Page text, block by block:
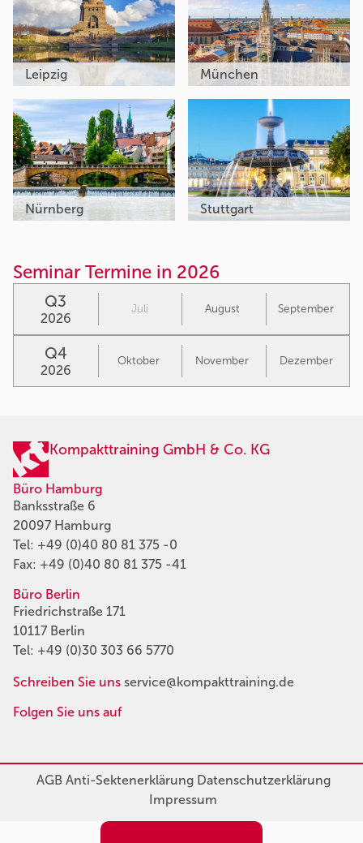
Leipzig München
Nürnberg Stuttgart
Seminar Termine in 2026
Q3
2026
Juli August September
Q4
2026
Oktober November Dezember
Kompakttraining GmbH & Co. KG
Büro Hamburg
Banksstraße 6
20097 Hamburg
Tel: +49 (0)40 80 81 375 -0
Fax: +49 (0)40 80 81 375 -41
Büro Berlin
Friedrichstraße 171
10117 Berlin
Tel: +49 (0)30 303 66 5770
Schreiben Sie uns service@kompakttraining.de
Folgen Sie uns auf
AGBAnti-SektenerklärungDatenschutzerklärung
Impressum